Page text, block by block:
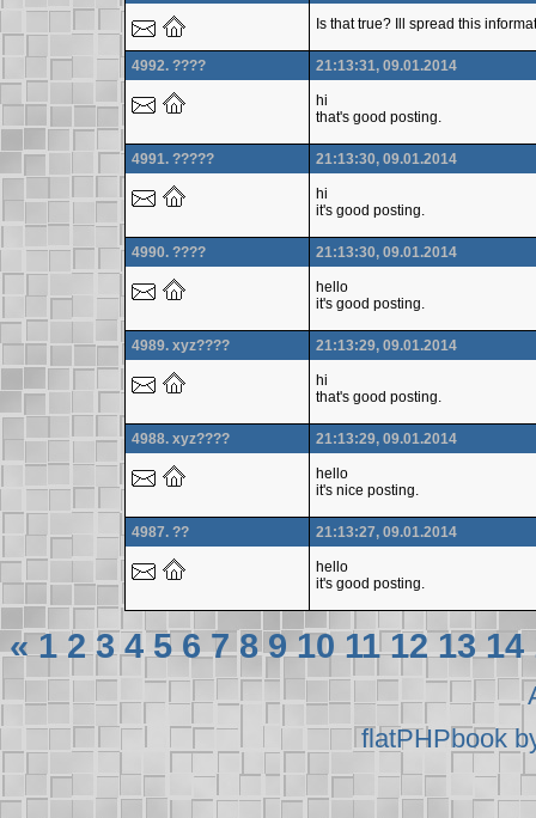
Is that true? Ill spread this
4992. ???? 21:13:31, 09.01.2014
hi
that's good posting.
4991. ????? 21:13:30, 09.01.2014
hi
it's good posting.
4990. ???? 21:13:30, 09.01.2014
hello
it's good posting.
4989. xyz???? 21:13:29, 09.01.2014
hi
that's good posting.
4988. xyz???? 21:13:29, 09.01.2014
hello
it's nice posting.
4987. ?? 21:13:27, 09.01.2014
hello
it's good posting.
« 1 2 3 4 5 6 7 8 9 10 11 12 13 14
flatPHPbook